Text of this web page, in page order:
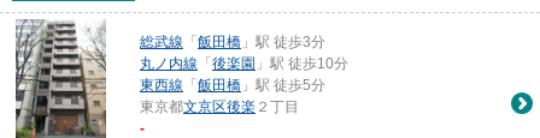
総武線 「 飯田橋 」駅 徒歩3分
丸ノ内線 「 後楽園 」駅 徒歩10分
東西線 「 飯田橋 」駅 徒歩5分
東京都文京区後楽 ２丁目
-